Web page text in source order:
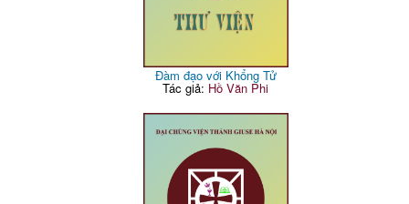
Đàm đạo với Khổng Tử
Tác giả: Hồ Văn Phi